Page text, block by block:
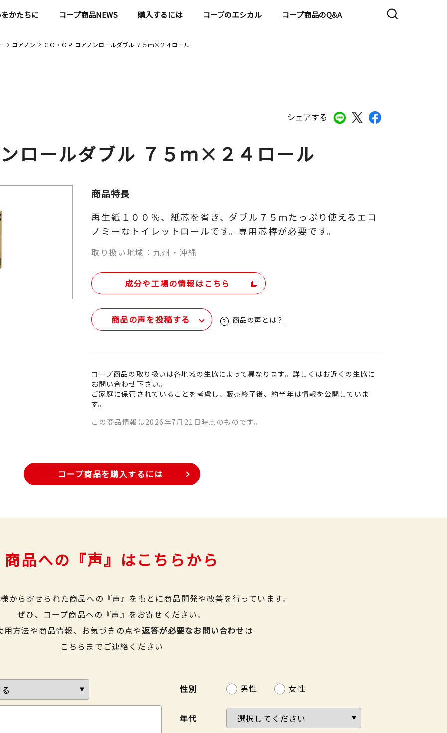
かたちに コープ商品NEWS 購入するには コープのエシカル コープ商品のQ&A
コアノン ＣＯ・ＯＰ コアノンロールダブル ７５ｍ×２４ロール
シェアする
ロールダブル ７５ｍ×２４ロール
商品特長
再生紙１００％、紙芯を省き、ダブル７５ｍたっぷり使えるエコ
ノミーなトイレットロールです。専用芯棒が必要です。
取り扱い地域：九州・沖縄
成分や工場の情報はこちら
商品の声を投稿する 商品の声とは？
コープ商品の取り扱いは各地域の生協によって異なります。詳しくはお近くの生協に
お問い合わせ下さい。
ご家庭に保管されていることを考慮し、販売終了後、約半年は情報を公開していま
す。
この商品情報は2026年7月21日時点のものです。
コープ商品を購入するには
商品への『声』はこちらから
から寄せられた商品への『声』をもとに商品開発や改善を行っています。
ぜひ、コープ商品への『声』をお寄せください。
用方法や商品情報、お気づきの点や返答が必要なお問い合わせは
こちら までご連絡ください
性別 男性 女性
年代